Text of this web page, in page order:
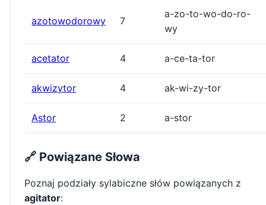
azotowodorowy 7
a-zo-to-wo-do-ro-
wy
acetator 4 a-ce-ta-tor
akwizytor 4 ak-wi-zy-tor
Astor 2 a-stor
🔗 Powiązane Słowa
Poznaj podziały sylabiczne słów powiązanych z
agitator: